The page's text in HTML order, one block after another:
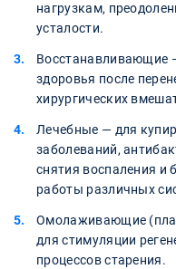
нагрузкам,
усталости.
Восстанавливающие
здоровья после
хирургических
Лечебные — для
заболеваний,
снятия воспаления и
работы различных
Омолаживающие
для стимуляции
процессов старения.